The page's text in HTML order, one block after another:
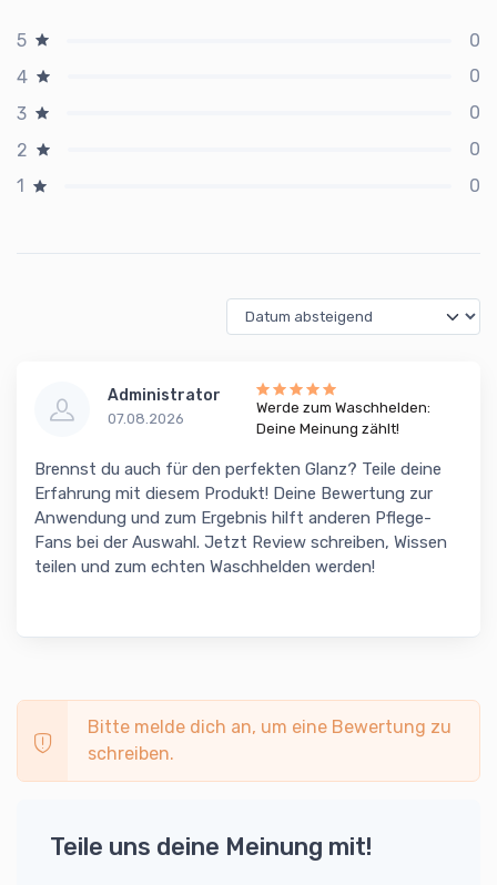
5
0
4
0
3
0
2
0
1
0
Administrator
07.08.2026
Werde zum Waschhelden:
Deine Meinung zählt!
Brennst du auch für den perfekten Glanz? Teile deine
Erfahrung mit diesem Produkt! Deine Bewertung zur
Anwendung und zum Ergebnis hilft anderen Pflege-
Fans bei der Auswahl. Jetzt Review schreiben, Wissen
teilen und zum echten Waschhelden werden!
Bitte melde dich an, um eine Bewertung zu
schreiben.
Teile uns deine Meinung mit!